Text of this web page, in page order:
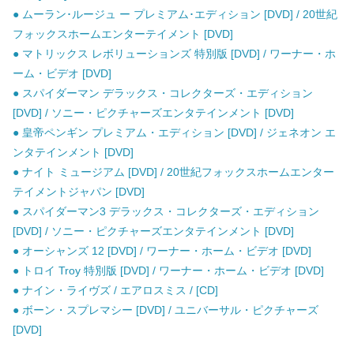
● ムーラン･ルージュ ー プレミアム･エディション [DVD] / 20世紀
フォックスホームエンターテイメント [DVD]
● マトリックス レボリューションズ 特別版 [DVD] / ワーナー・ホ
ーム・ビデオ [DVD]
● スパイダーマン デラックス・コレクターズ・エディション
[DVD] / ソニー・ピクチャーズエンタテインメント [DVD]
● 皇帝ペンギン プレミアム・エディション [DVD] / ジェネオン エ
ンタテインメント [DVD]
● ナイト ミュージアム [DVD] / 20世紀フォックスホームエンター
テイメントジャパン [DVD]
● スパイダーマン3 デラックス・コレクターズ・エディション
[DVD] / ソニー・ピクチャーズエンタテインメント [DVD]
● オーシャンズ 12 [DVD] / ワーナー・ホーム・ビデオ [DVD]
● トロイ Troy 特別版 [DVD] / ワーナー・ホーム・ビデオ [DVD]
● ナイン・ライヴズ / エアロスミス / [CD]
● ボーン・スプレマシー [DVD] / ユニバーサル・ピクチャーズ
[DVD]